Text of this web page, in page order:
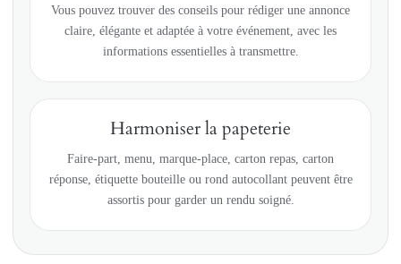
Vous pouvez trouver des conseils pour rédiger une annonce
claire, élégante et adaptée à votre événement, avec les
informations essentielles à transmettre.
Harmoniser la papeterie
Faire-part, menu, marque-place, carton repas, carton
réponse, étiquette bouteille ou rond autocollant peuvent être
assortis pour garder un rendu soigné.